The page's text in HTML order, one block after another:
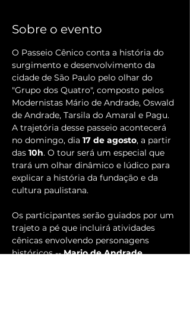
Sobre o evento
O Passeio Cênico conta a história do
surgimento e desenvolvimento da
cidade de São Paulo pelo olhar do
"Grupo dos Quatro", composto pelos
Modernistas Mário de Andrade, Oswald
de Andrade, Tarsila do Amaral e Pagu.
A trajetória desse passeio acontecerá
no domingo, dia 17 de agosto, a partir
das 10h. O tour será um especial que
trará um olhar dinâmico e lúdico para
explicar a história da fundação e da
cultura paulistana.
Os participantes serão guiados por um
trajeto a pé que incluirá atividades
cênicas envolvendo personagens
históricos -- Mario de Andrade,